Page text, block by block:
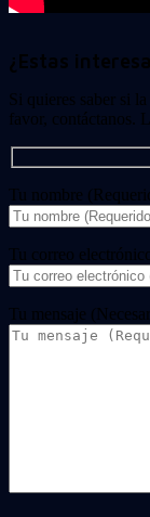
¿Estas
Si quieres saber si
favor, contáctanos.
Tu nombre
Tu correo
Tu mensaje